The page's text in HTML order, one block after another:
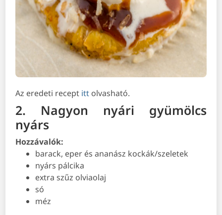
Az eredeti recept itt olvasható.
2. Nagyon nyári gyümölcs
nyárs
Hozzávalók:
barack, eper és ananász kockák/szeletek
nyárs pálcika
extra szűz olviaolaj
só
méz